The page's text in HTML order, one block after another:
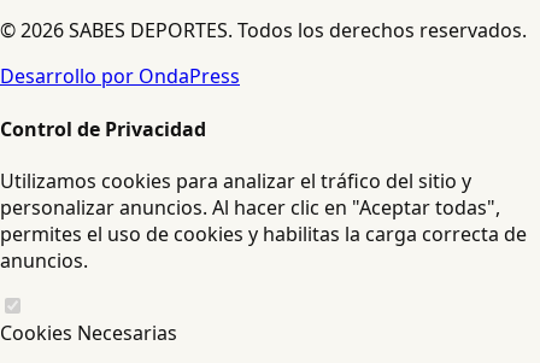
© 2026 SABES DEPORTES. Todos los derechos reservados.
Desarrollo por OndaPress
Control de Privacidad
Utilizamos cookies para analizar el tráfico del sitio y
personalizar anuncios. Al hacer clic en "Aceptar todas",
permites el uso de cookies y habilitas la carga correcta de
anuncios.
Cookies Necesarias